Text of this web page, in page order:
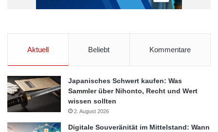
Aktuell Beliebt Kommentare
Japanisches Schwert kaufen: Was
Sammler über Nihonto, Recht und Wert
wissen sollten
2. August 2026
Digitale Souveränität im Mittelstand: Wann